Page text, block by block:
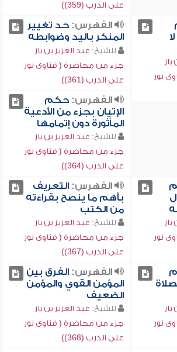
على الدرب (359))
نور
الفهرس:حد تغيير
المنكر باليد وضوابطه
للشيخ: عبد العزيز بن باز
جزء من محاضرة ( فتاوى نور
على الدرب (361))
الفهرس:حكم
الإتيان بجزء من الأدعية
المأثورة دون إتمامها
للشيخ: عبد العزيز بن باز
جزء من محاضرة ( فتاوى نور
على الدرب (364))
نور
الفهرس:التعريف
بأهم ما ينصح بقراءته
من الكتب
للشيخ: عبد العزيز بن باز
جزء من محاضرة ( فتاوى نور
على الدرب (367))
نور
الفهرس:الفرق بين
المؤمن القوي والمؤمن
الضعيف
للشيخ: عبد العزيز بن باز
جزء من محاضرة ( فتاوى نور
على الدرب (368))